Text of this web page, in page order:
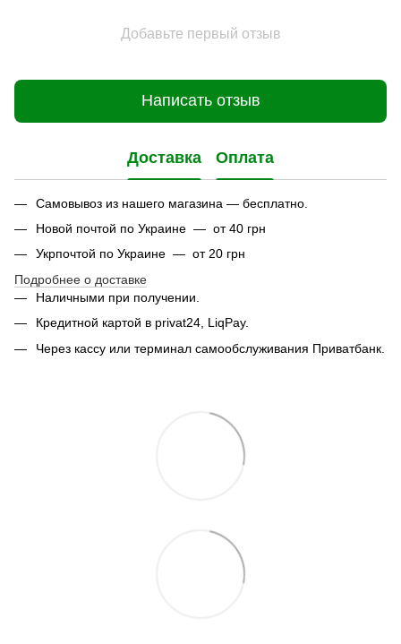
Добавьте первый отзыв
Написать отзыв
Доставка Оплата
Самовывоз из нашего магазина — бесплатно.
Новой почтой по Украине — от 40 грн
Укрпочтой по Украине — от 20 грн
Подробнее о доставке
Наличными при получении.
Кредитной картой в privat24, LiqPay.
Через кассу или терминал самообслуживания Приватбанк.